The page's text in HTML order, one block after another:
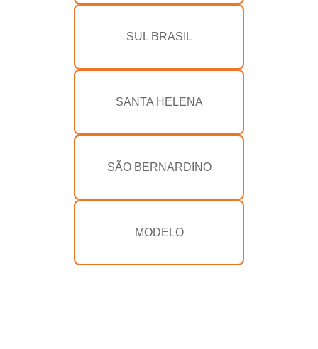
SUL BRASIL
SANTA HELENA
SÃO BERNARDINO
MODELO